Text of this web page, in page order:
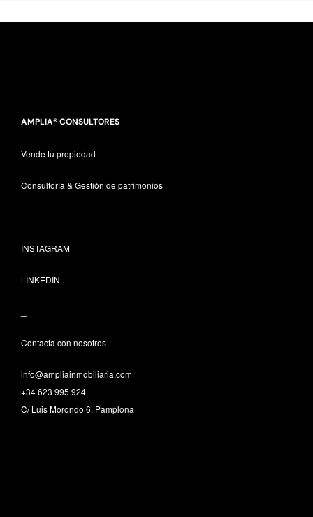
AMPLIA® CONSULTORES
Vende tu propiedad
Consultoría & Gestión de patrimonios
INSTAGRAM
LINKEDIN
Contacta con nosotros
info@ampliainmobiliaria.com
+34 623 995 924
C/ Luis Morondo 6, Pamplona